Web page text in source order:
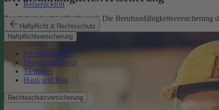
Reiserücktritt
Haftpflicht & Rechtsschutz
Haftpflichtversicherung
Privathaftpflicht
Dienst und Beruf
Tierhalter
Haus und Bau
Rechtsschutzversicherung
Ihre Arbeitskraft ist Ihr Kapital. Die
Mehr erfahren